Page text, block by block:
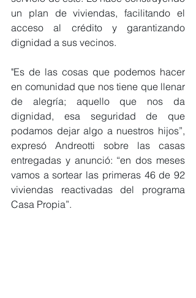
un plan de viviendas, facilitando el
acceso al crédito y garantizando
dignidad a sus vecinos.
"Es de las cosas que podemos hacer
en comunidad que nos tiene que llenar
de alegría; aquello que nos da
dignidad, esa seguridad de que
podamos dejar algo a nuestros hijos”,
expresó Andreotti sobre las casas
entregadas y anunció: “en dos meses
vamos a sortear las primeras 46 de 92
viviendas reactivadas del programa
Casa Propia”.